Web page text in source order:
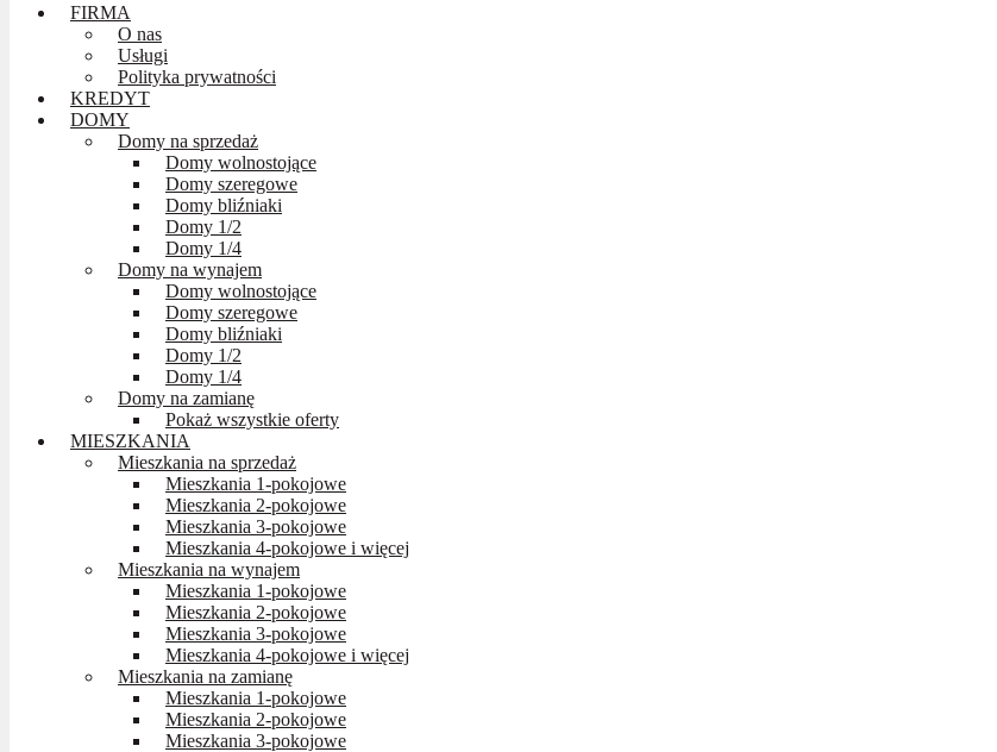
FIRMA
O nas
Usługi
Polityka prywatności
KREDYT
DOMY
Domy na sprzedaż
Domy wolnostojące
Domy szeregowe
Domy bliźniaki
Domy 1/2
Domy 1/4
Domy na wynajem
Domy wolnostojące
Domy szeregowe
Domy bliźniaki
Domy 1/2
Domy 1/4
Domy na zamianę
Pokaż wszystkie oferty
MIESZKANIA
Mieszkania na sprzedaż
Mieszkania 1-pokojowe
Mieszkania 2-pokojowe
Mieszkania 3-pokojowe
Mieszkania 4-pokojowe i więcej
Mieszkania na wynajem
Mieszkania 1-pokojowe
Mieszkania 2-pokojowe
Mieszkania 3-pokojowe
Mieszkania 4-pokojowe i więcej
Mieszkania na zamianę
Mieszkania 1-pokojowe
Mieszkania 2-pokojowe
Mieszkania 3-pokojowe